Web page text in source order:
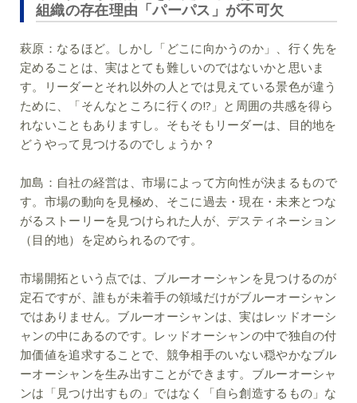
組織の存在理由「パーパス」が不可欠
萩原： なるほど。しかし「どこに向かうのか」、行く先を
定めることは、実はとても難しいのではないかと思いま
す。リーダーとそれ以外の人とでは見えている景色が違う
ために、「そんなところに行くの!?」と周囲の共感を得ら
れないこともありますし。そもそもリーダーは、目的地を
どうやって見つけるのでしょうか？
加島： 自社の経営は、市場によって方向性が決まるもので
す。市場の動向を見極め、そこに過去・現在・未来とつな
がるストーリーを見つけられた人が、デスティネーション
（目的地）を定められるのです。
市場開拓という点では、ブルーオーシャンを見つけるのが
定石ですが、誰もが未着手の領域だけがブルーオーシャン
ではありません。ブルーオーシャンは、実はレッドオーシ
ャンの中にあるのです。レッドオーシャンの中で独自の付
加価値を追求することで、競争相手のいない穏やかなブル
ーオーシャンを生み出すことができます。ブルーオーシャ
ンは「見つけ出すもの」ではなく「自ら創造するもの」な